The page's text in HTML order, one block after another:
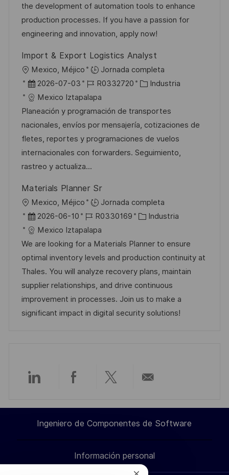
i
ó
n
d
e
p
b
l
i
c
a
c
i
ó
n
m
p
l
o
o
r
í
the development of automation tools to enhance
production processes. If you have a passion for
engineering and innovation, apply now!
Import & Export Logistics Analyst
U
b
c
a
c
i
ó
Mexico, Méjico
Jornada completa
F
e
c
h
a
d
e
u
b
l
c
a
c
i
ó
n
2026-07-03
I
D
d
e
e
m
p
e
R0332720
C
t
e
g
o
Industria
Mexico Iztapalapa
Planeación y programación de transportes
nacionales, envíos por mensajería, cotizaciones de
fletes, reportes y programaciones de vuelos
internacionales con forwarders. Seguimiento,
rastreo y actualiza...
Materials Planner Sr
U
b
c
a
c
i
ó
n
Mexico, Méjico
Jornada completa
F
e
c
h
a
d
e
p
c
c
2026-06-10
I
D
d
e
e
m
p
l
R0330169
C
t
e
g
o
r
í
Industria
Mexico Iztapalapa
We are looking for a Materials Planner to ensure
optimal inventory levels and production continuity at
Thales. You will analyze recovery plans, maintain
supplier relationships, and drive continuous
improvement in processes. Join us to make a
significant impact in digital security solutions!
Compartir
a
través
de
Compartir
a
través
de
Compartir
a
través
de
por
correo
electrónico
Ingeniero de Componentes de Software
Información personal